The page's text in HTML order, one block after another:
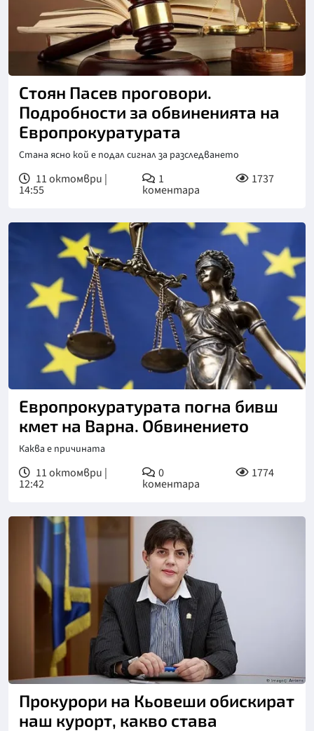
Стоян Пасев проговори.
Подробности за обвиненията на
Европрокуратурата
Стана ясно кой е подал сигнал за разследването
11 октомври |
14:55
1
коментара
1737
Европрокуратурата погна бивш
кмет на Варна. Обвинението
Каква е причината
11 октомври |
12:42
0
коментара
1774
Прокурори на Кьовеши обискират
наш курорт, какво става